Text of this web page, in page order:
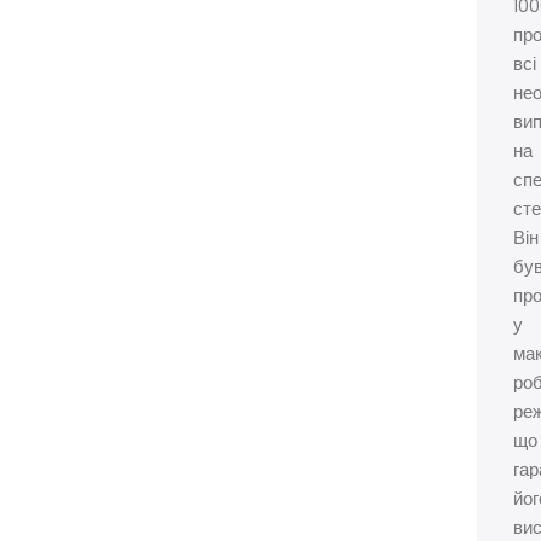
всі
на
Він
у
що